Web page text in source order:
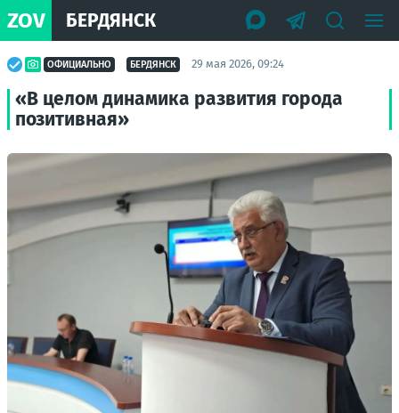
ZOV БЕРДЯНСК
ОФИЦИАЛЬНО БЕРДЯНСК 29 мая 2026, 09:24
«В целом динамика развития города
позитивная»